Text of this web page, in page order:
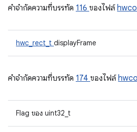
คําจํากัดความที่บรรทัด 116 ของไฟล์
hwc_rect_t displayFrame
คําจํากัดความที่บรรทัด 174 ของไฟล์
Flag ของ uint32_t